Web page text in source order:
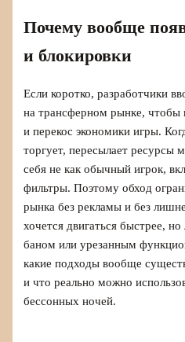
Почему вообще
и блокировки
Если коротко, разработчики
на трансферном рынке, чтобы
и перекос экономики игры.
торгует, пересылает ресурсы
себя не как обычный игрок,
фильтры. Поэтому обход
рынка без рекламы и без
хочется двигаться быстрее,
баном или урезанным
какие подходы вообще
и что реально можно
бессонных ночей.